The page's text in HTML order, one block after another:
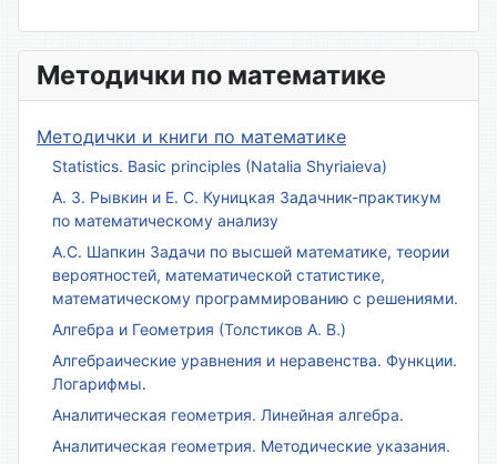
Методички по математике
Методички и книги по математике
Statistics. Basic principles (Natalia Shyriaieva)
А. З. Рывкин и Е. С. Куницкая Задачник-практикум
по математическому анализу
А.С. Шапкин Задачи по высшей математике, теории
вероятностей, математической статистике,
математическому программированию с решениями.
Алгебра и Геометрия (Толстиков А. В.)
Алгебраические уравнения и неравенства. Функции.
Логарифмы.
Аналитическая геометрия. Линейная алгебра.
Аналитическая геометрия. Методические указания.